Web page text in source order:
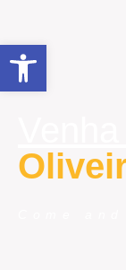
Open toolbar